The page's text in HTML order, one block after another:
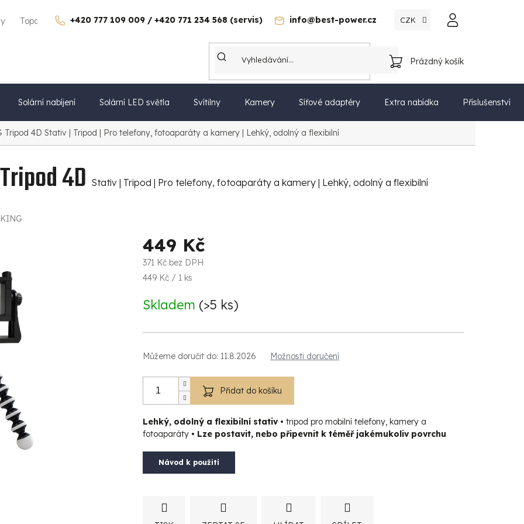
+420 777 109 009 / +420 771 234 568 (servis) info@best-power.cz
Topdon Česko Kontakty Kariéra Dárkové poukazy Katalog CZK
NÁKUPNÍ
KOŠÍK
Prázdný košík
Solární nabíjení Solární LED světla Svítilny Kamery Síťové adaptéry Extra nabídka Příslušenství
Tripod 4D Stativ | Tripod | Pro telefony, fotoaparáty a kamery | Lehký, odolný a flexibilní
4D Stativ | Tripod | Pro telefony, fotoaparáty a kamery | Lehký, odolný a flexibilní
449 Kč
371 Kč bez DPH
Měrná
449 Kč / 1 ks
Skladem (>5 ks)
Můžeme doručit do: 11.8.2026 Možnosti doručení
Přidat do košíku
Lehký, odolný a flexibilní stativ • tripod pro mobilní telefony, kamery a
fotoaparáty • Lze postavit, nebo připevnit k téměř jakémukoliv povrchu
Návod k použití